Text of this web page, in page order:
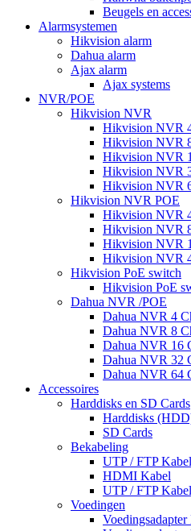
Beugels en
Alarmsystemen
Hikvision alarm
Dahua alarm
Ajax alarm
Ajax systems
NVR/POE
Hikvision NVR
Hikvision NVR
Hikvision NVR
Hikvision NVR
Hikvision NVR
Hikvision NVR
Hikvision NVR POE
Hikvision NVR
Hikvision NVR
Hikvision NVR
Hikvision NVR
Hikvision PoE switch
Hikvision PoE
Dahua NVR /POE
Dahua NVR 4
Dahua NVR 8
Dahua NVR 16
Dahua NVR 32
Dahua NVR 64
Accessoires
Harddisks en SD Cards
Harddisks
SD Cards
Bekabeling
UTP / FTP
HDMI Kabel
UTP / FTP
Voedingen